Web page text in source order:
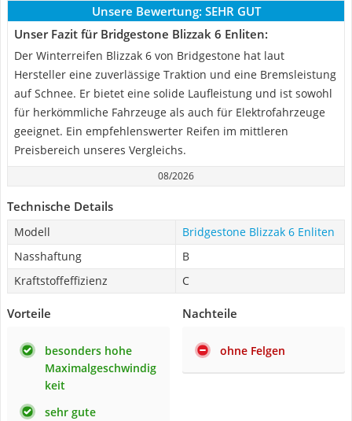
Unsere Bewertung: SEHR GUT
Unser Fazit für Bridgestone Blizzak 6 Enliten:
Der Winterreifen Blizzak 6 von Bridgestone hat laut
Hersteller eine zuverlässige Traktion und eine Bremsleistung
auf Schnee. Er bietet eine solide Laufleistung und ist sowohl
für herkömmliche Fahrzeuge als auch für Elektrofahrzeuge
geeignet. Ein empfehlenswerter Reifen im mittleren
Preisbereich unseres Vergleichs.
08/2026
Technische Details
Modell
Bridgestone Blizzak 6 Enliten
Nasshaftung
B
Kraftstoffeffizienz
C
Vorteile
besonders hohe
Maximalgeschwindig
keit
sehr gute
Nachteile
ohne Felgen